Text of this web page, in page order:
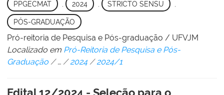
PPGECMAT 2024 STRICTO SENSU
PÓS-GRADUAÇÃO
Pró-reitoria de Pesquisa e Pós-graduação / UFVJM
Localizado em Pró-Reitoria de Pesquisa e Pós-
Graduação /… /2024 /2024/1